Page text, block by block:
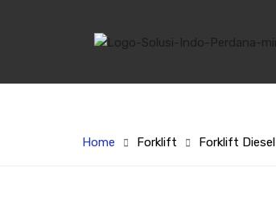
Home Forklift Forklift Diesel